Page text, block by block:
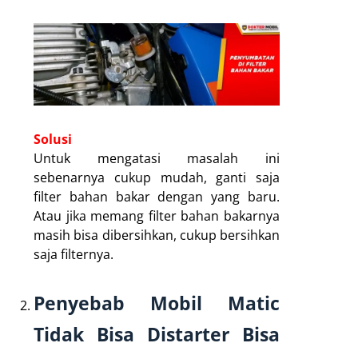
Solusi
Untuk mengatasi masalah ini
sebenarnya cukup mudah, ganti saja
filter bahan bakar dengan yang baru.
Atau jika memang filter bahan bakarnya
masih bisa dibersihkan, cukup bersihkan
saja filternya.
Penyebab Mobil Matic
Tidak Bisa Distarter Bisa